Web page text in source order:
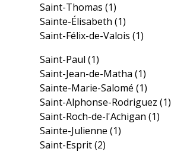
Saint-Thomas(1)
Sainte-Élisabeth(1)
Saint-Félix-de-Valois(1)
Saint-Paul(1)
Saint-Jean-de-Matha(1)
Sainte-Marie-Salomé(1)
Saint-Alphonse-Rodriguez(1)
Saint-Roch-de-l'Achigan(1)
Sainte-Julienne(1)
Saint-Esprit(2)